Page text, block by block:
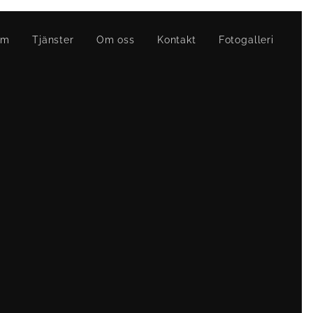
Tjänster Om oss Kontakt Fotogalleri